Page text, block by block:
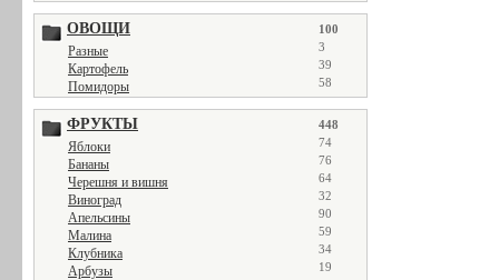
ОВОЩИ 100
Разные 3
Картофель 39
Помидоры 58
ФРУКТЫ 448
Яблоки 74
Бананы 76
Черешня и вишня 64
Виноград 32
Апельсины 90
Малина 59
Клубника 34
Арбузы 19